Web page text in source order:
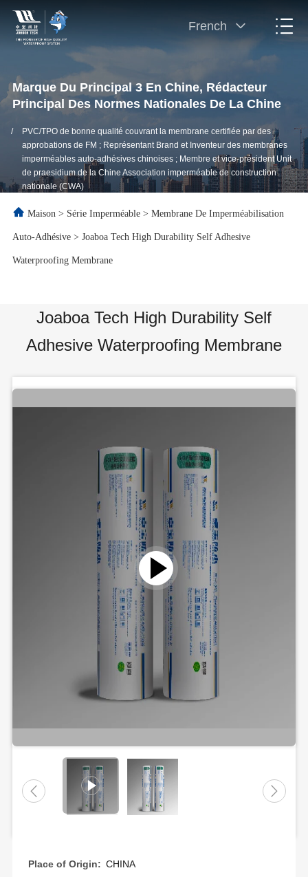
French
Marque Du Principal 3 En Chine, Rédacteur
Principal Des Normes Nationales De La Chine
/
PVC/TPO de bonne qualité couvrant la membrane certifiée par des
approbations de FM ; Représentant Brand et Inventeur des membranes
imperméables auto-adhésives chinoises ; Membre et vice-président Unit
de praesidium de la Chine Association imperméable de construction
nationale (CWA)
Maison > Série Imperméable > Membrane De Imperméabilisation
Auto-Adhésive > Joaboa Tech High Durability Self Adhesive
Waterproofing Membrane
Joaboa Tech High Durability Self
Adhesive Waterproofing Membrane
Place of Origin: CHINA